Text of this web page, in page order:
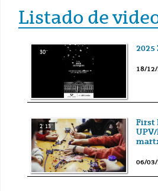
Listado de
30'' 2025
18/
2' 13''
First
06/